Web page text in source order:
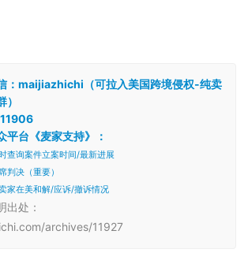
：maijiazhichi（可拉入美国跨境侵权-纯卖
平台《麦家支持》：
查询案件立案时间/最新进展
判决（重要）
家在美和解/应诉/撤诉情况
出处：
archives/11927